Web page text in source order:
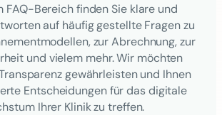
FAQ-Bereich finden Sie klare und
auf häufig gestellte Fragen zu
zur Abrechnung, zur
und vielem mehr. Wir möchten
gewährleisten und Ihnen
Entscheidungen für das digitale
Ihrer Klinik zu treffen.